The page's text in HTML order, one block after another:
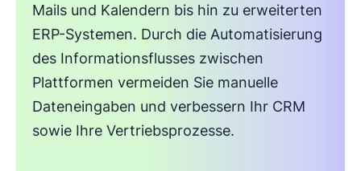
Mails und Kalendern bis hin zu erweiterten
ERP-Systemen. Durch die Automatisierung
des Informationsflusses zwischen
Plattformen vermeiden Sie manuelle
Dateneingaben und verbessern Ihr CRM
sowie Ihre Vertriebsprozesse.